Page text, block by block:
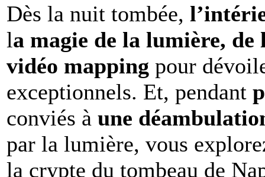
Dès la nuit tombée,
la magie de la lumière,
vidéo mapping pour
exceptionnels. Et, pendant
conviés à une
par la lumière, vous
la crypte du tombeau de